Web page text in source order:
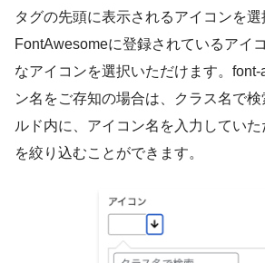
タグの先頭に表示されるアイコンを選
FontAwesomeに登録されているアイ
なアイコンを選択いただけます。font-
ン名をご存知の場合は、クラス名で
ルド内に、アイコン名を入力してい
を絞り込むことができます。